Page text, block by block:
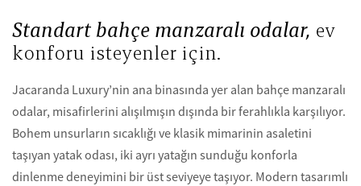
Standart bahçe manzaralı odalar, ev
konforu isteyenler için.
Jacaranda Luxury’nin ana binasında yer alan bahçe manzaralı
odalar, misafirlerini alışılmışın dışında bir ferahlıkla karşılıyor.
Bohem unsurların sıcaklığı ve klasik mimarinin asaletini
taşıyan yatak odası, iki ayrı yatağın sunduğu konforla
dinlenme deneyimini bir üst seviyeye taşıyor. Modern tasarımlı